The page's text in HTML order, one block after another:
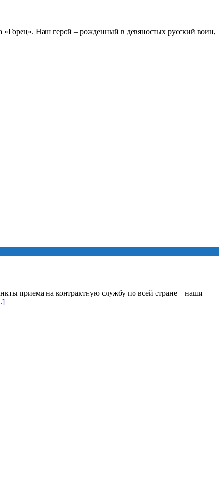
«Горец». Наш герой – рожденный в девяностых русский воин,
приема на контрактную службу по всей стране – наши